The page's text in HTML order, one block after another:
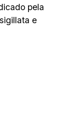
pela
e